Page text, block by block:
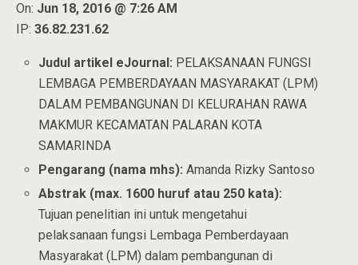
On: Jun 18, 2016 @ 7:26 AM
IP: 36.82.231.62
Judul artikel eJournal: PELAKSANAAN FUNGSI
LEMBAGA PEMBERDAYAAN MASYARAKAT (LPM)
DALAM PEMBANGUNAN DI KELURAHAN RAWA
MAKMUR KECAMATAN PALARAN KOTA
SAMARINDA
Pengarang (nama mhs): Amanda Rizky Santoso
Abstrak (max. 1600 huruf atau 250 kata):
Tujuan penelitian ini untuk mengetahui
pelaksanaan fungsi Lembaga Pemberdayaan
Masyarakat (LPM) dalam pembangunan di